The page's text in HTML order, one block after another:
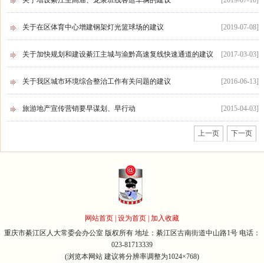
关于在区体育中心增建钢架灯光篮球场的建议 [2019-07-08]
关于加快规划和建设綦江主城与渝黔高速复线快速通道的建议 [2017-03-03]
关于我区城市环境综合整治工作有关问题的建议 [2016-06-13]
旅游地产宣传营销要早谋划、早行动 [2015-04-03]
上一页 下一页
网站首页 设为首页 加入收藏
重庆市綦江区人大常委会办公室 版权所有 地址：綦江区古南街道中山路1号 电话：
023-81713339
(浏览本网站 建议将分辨率调整为1024×768)